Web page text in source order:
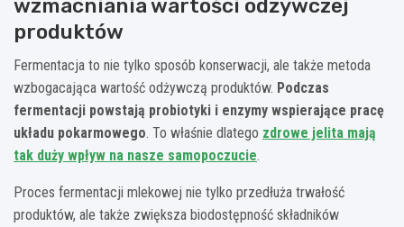
wzmacniania wartości odżywczej
produktów
Fermentacja to nie tylko sposób konserwacji, ale także metoda
wzbogacająca wartość odżywczą produktów. Podczas
fermentacji powstają probiotyki i enzymy wspierające pracę
układu pokarmowego. To właśnie dlatego zdrowe jelita mają
tak duży wpływ na nasze samopoczucie.
Proces fermentacji mlekowej nie tylko przedłuża trwałość
produktów, ale także zwiększa biodostępność składników